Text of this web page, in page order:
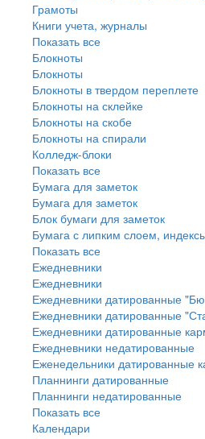
Грамоты
Книги учета, журналы
Показать все
Блокноты
Блокноты
Блокноты в твердом переплете
Блокноты на склейке
Блокноты на скобе
Блокноты на спирали
Колледж-блоки
Показать все
Бумага для заметок
Бумага для заметок
Блок бумаги для заметок
Бумага с липким слоем,
Показать все
Ежедневники
Ежедневники
Ежедневники датированные
Ежедневники датированные
Ежедневники датированные
Ежедневники недатированные
Еженедельники датированные
Планнинги датированные
Планнинги недатированные
Показать все
Календари